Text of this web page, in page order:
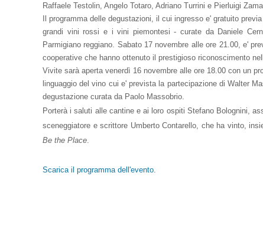
Raffaele Testolin, Angelo Totaro, Adriano Turrini e Pierluigi Zama.
Il programma delle degustazioni, il cui ingresso e' gratuito
grandi vini rossi e i vini piemontesi - curate da Daniele
Parmigiano reggiano. Sabato 17 novembre alle ore 21.00, e'
cooperative che hanno ottenuto il prestigioso riconoscimento
Vivite sarà aperta venerdì 16 novembre alle ore 18.00 con un
linguaggio del vino cui e' prevista la partecipazione di Walter
degustazione curata da Paolo Massobrio.
Porterà i saluti alle cantine e ai loro ospiti Stefano Bolognini,
sceneggiatore e scrittore Umberto Contarello, che ha vinto,
Be the Place
Scarica il programma dell'evento